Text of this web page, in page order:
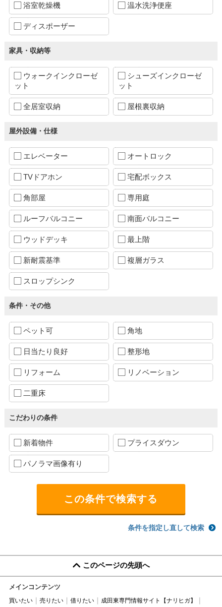
浴室乾燥機 温水洗浄便座
ディスポーザー
家具・収納等
ウォークインクローゼ
ット
シューズインクローゼ
ット
全居室収納 屋根裏収納
屋外設備・仕様
エレベーター オートロック
TVドアホン 宅配ボックス
角部屋 専用庭
ルーフバルコニー 南面バルコニー
ウッドデッキ 最上階
新耐震基準 複層ガラス
スロップシンク
条件・その他
ペット可 角地
日当たり良好 整形地
リフォーム リノベーション
二重床
こだわりの条件
新着物件 プライスダウン
パノラマ画像有り
条件を指定し直して検索
このページの先頭へ
メインコンテンツ
買いたい 売りたい 借りたい
成田東専門情報サイト【ナリヒガ】